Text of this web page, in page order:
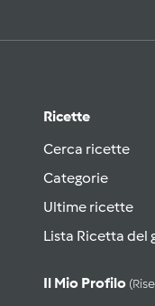
Ricette
Cerca ricette
Categorie
Ultime ricette
Lista Ricetta del
Il Mio Profilo